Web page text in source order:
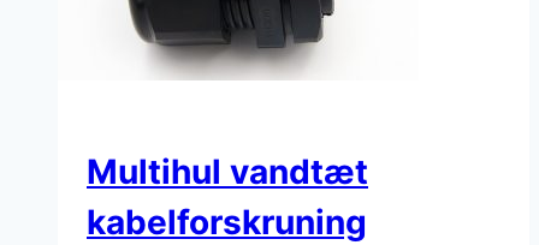
Multihul vandtæt
kabelforskruning